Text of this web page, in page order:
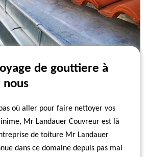
de gouttiere à
nous
où aller pour faire nettoyer vos
Mr Landauer Couvreur est là
de toiture Mr Landauer
dans ce domaine depuis pas mal